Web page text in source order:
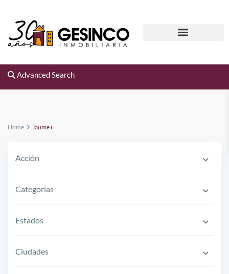
Advanced Search
Home Jaume i
Acción
Categorías
Estados
Ciudades